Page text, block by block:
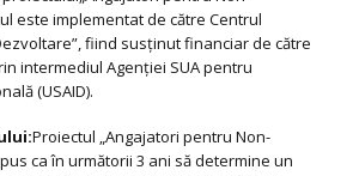
este implementat de către Centrul
fiind susţinut financiar de către
intermediul Agenţiei SUA pentru
(USAID).
Proiectul „Angajatori pentru Non-
ca în următorii 3 ani să determine un